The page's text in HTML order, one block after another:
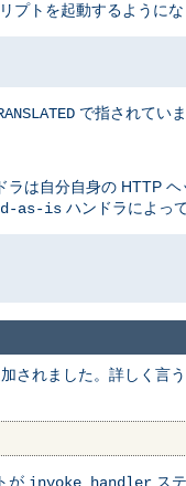
プトを起動するようにな
で指されてい
は自分自身の HTTP
as-is ハンドラによっ
されました。詳しく言う
が ス